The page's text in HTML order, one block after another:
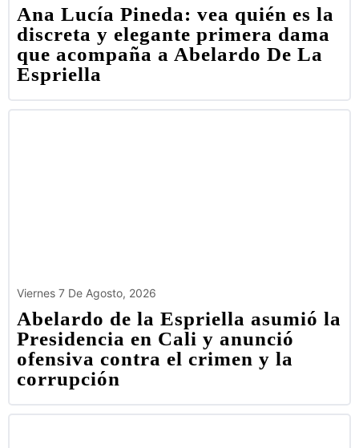
Ana Lucía Pineda: vea quién es la
discreta y elegante primera dama
que acompaña a Abelardo De La
Espriella
Viernes 7 De Agosto, 2026
Abelardo de la Espriella asumió la
Presidencia en Cali y anunció
ofensiva contra el crimen y la
corrupción